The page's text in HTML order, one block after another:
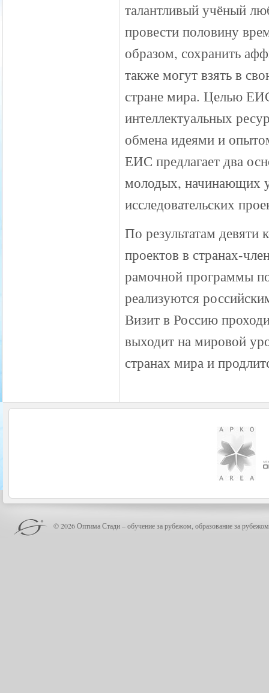
талантливый учёный
провести половину
образом, сохранить
также могут взять в
стране мира. Целью
интеллектуальных
обмена идеями и
ЕИС предлагает два
молодых, начинающих
исследовательских
По результатам девяти
проектов в странах-
рамочной программы
реализуются
Визит в Россию
выходит на мировой
странах мира и
© 2026 Оптима Стади – обучение за рубежом, образование за